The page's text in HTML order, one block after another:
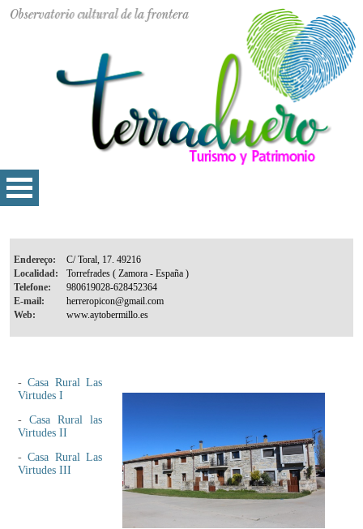
Endereço:
Localidad:
Telefone:
E-mail:
Web:
-Casa Rural Las
Virtudes I
- Casa Rural las
Virtudes II
-Casa Rural Las
Virtudes III